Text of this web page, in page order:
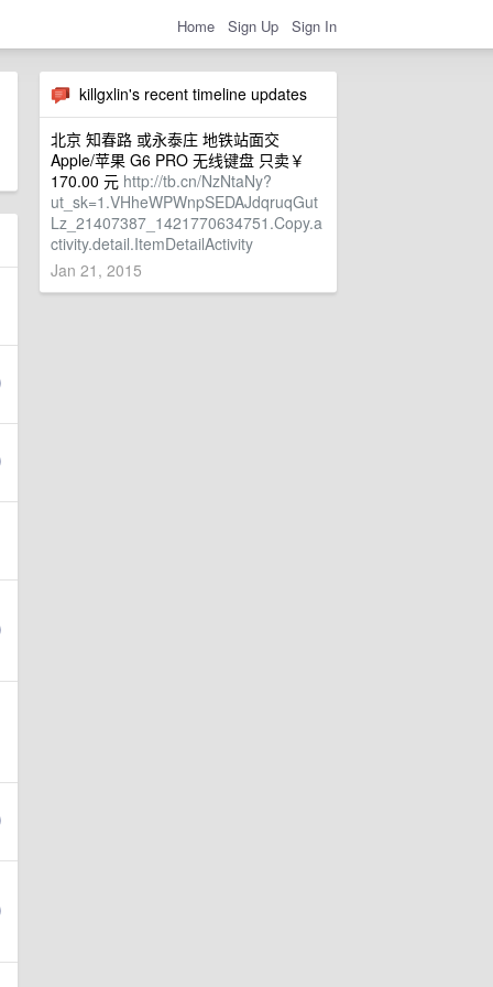
Home Sign Up Sign In
killgxlin's recent timeline updates
北京 知春路 或永泰庄 地铁站面交
Apple/苹果 G6 PRO 无线键盘 只卖￥
170.00 元 http://tb.cn/NzNtaNy?
ut_sk=1.VHheWPWnpSEDAJdqruqGut
Lz_21407387_1421770634751.Copy.a
ctivity.detail.ItemDetailActivity
Jan 21, 2015